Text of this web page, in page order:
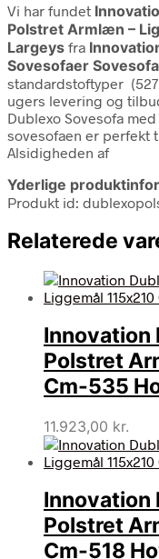
Vi har fundet
Polstret Armlæn –
Largeys fra
Sovesofaer
standardstoftyper
ugers levering og
Dublexo Sovesofa
sovesofaen er perfekt
Alsidigheden af
Yderlige
Produkt id:
Relaterede
Innovation
Polstret
Cm-535
11.923,00 kr.
Innovation
Polstret
Cm-518